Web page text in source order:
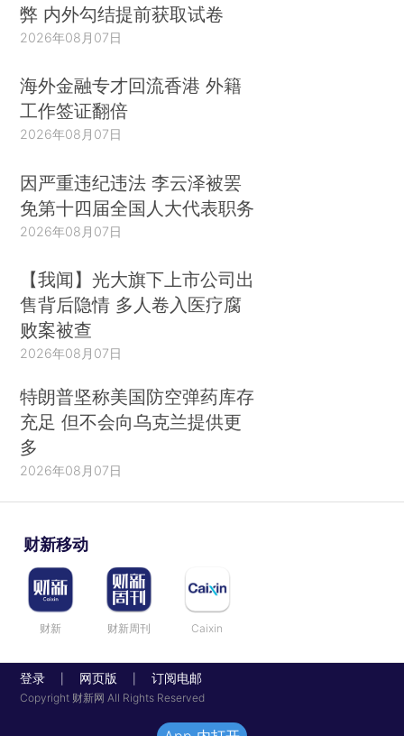
弊 内外勾结提前获取试卷
2026年08月07日
海外金融专才回流香港 外籍
工作签证翻倍
2026年08月07日
因严重违纪违法 李云泽被罢
免第十四届全国人大代表职务
2026年08月07日
【我闻】光大旗下上市公司出
售背后隐情 多人卷入医疗腐
败案被查
2026年08月07日
特朗普坚称美国防空弹药库存
充足 但不会向乌克兰提供更
多
2026年08月07日
财新移动
财新 财新周刊 Caixin
登录 网页版 订阅电邮
Copyright 财新网 All Rights Reserved